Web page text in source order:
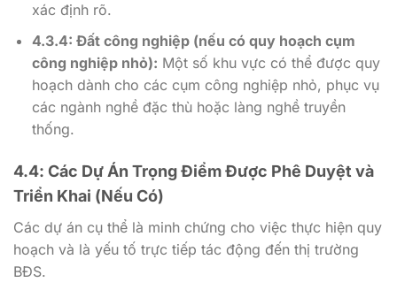
xác định rõ.
4.3.4: Đất công nghiệp (nếu có quy hoạch cụm
công nghiệp nhỏ): Một số khu vực có thể được quy
hoạch dành cho các cụm công nghiệp nhỏ, phục vụ
các ngành nghề đặc thù hoặc làng nghề truyền
thống.
4.4: Các Dự Án Trọng Điểm Được Phê Duyệt và
Triển Khai (Nếu Có)
Các dự án cụ thể là minh chứng cho việc thực hiện quy
hoạch và là yếu tố trực tiếp tác động đến thị trường
BĐS.